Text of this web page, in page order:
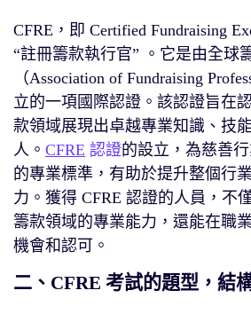
CFRE，即 Certified Fundraising
“註冊籌款執行官” 。它是由全球
（Association of Fundraising
立的一項國際認證。該認證旨在
款領域展現出卓越專業知識、技
人。 CFRE 認證的設立，為慈善
的專業標準，有助於提升整個行
力。獲得 CFRE 認證的人員，不
籌款領域的專業能力，還能在職
機會和認可。
二、CFRE 考試的題型，結